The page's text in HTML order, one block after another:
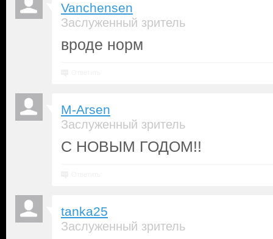
Vanchensen
Заслуженный зритель
вроде норм
M-Arsen
Заслуженный зритель
С НОВЫМ ГОДОМ!!
tanka25
Заслуженный зритель